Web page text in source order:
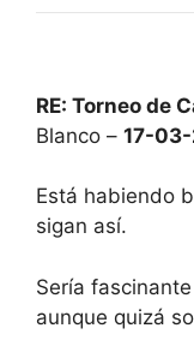
RE: Torneo de
Blanco – 17-
Está habiendo
sigan así.
Sería
aunque quizá